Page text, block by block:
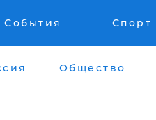
События Спорт
Общество